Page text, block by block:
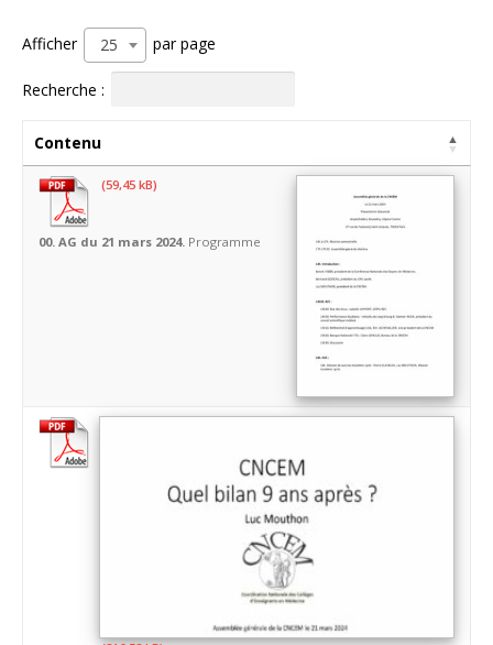
Afficher 25 par page
Recherche :
Contenu
00. AG du 21 mars 2024. Programme